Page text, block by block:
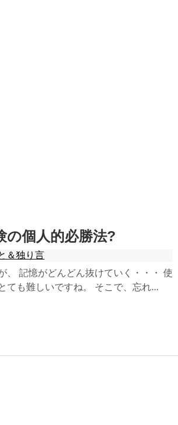
の個人的必勝法?
＆独り言
、 記憶がどんどん抜けていく・・・ 使
ても難しいですね。 そこで、忘れ...